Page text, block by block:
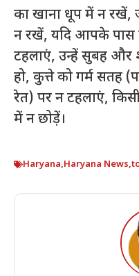
का खाना धूप में न रखें,
न रखें, यदि आपके पास
टहलाएं, उन्हें सुबह और
हो, कुत्ते को गर्म सतह
रेत) पर न टहलाएं,
में न छोड़ें।
Haryana,Haryana News,